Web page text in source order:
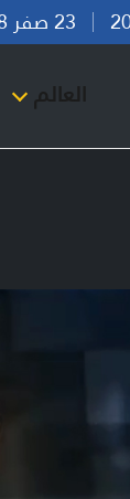
العالم